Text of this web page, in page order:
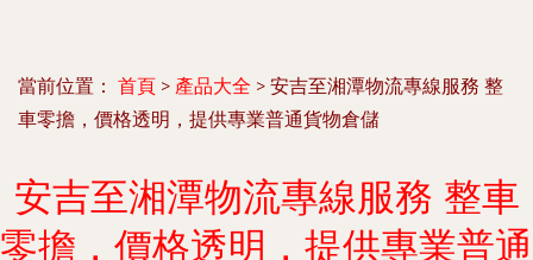
當前位置： 首頁 > 產品大全 > 安吉至湘潭物流專線服務 整
車零擔，價格透明，提供專業普通貨物倉儲
安吉至湘潭物流專線服務 整車
零擔，價格透明，提供專業普通